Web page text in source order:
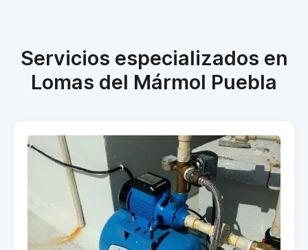
Servicios especializados en
Lomas del Mármol Puebla